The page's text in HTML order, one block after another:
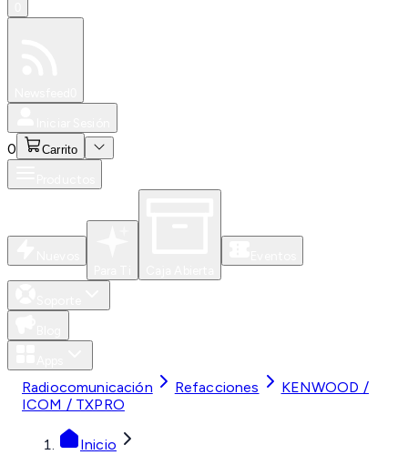
0 Carrito
Radiocomunicación Refacciones
KENWOOD /
ICOM / TXPRO
Inicio